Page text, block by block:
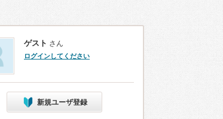
ゲスト さん
ログインしてください
新規ユーザ登録